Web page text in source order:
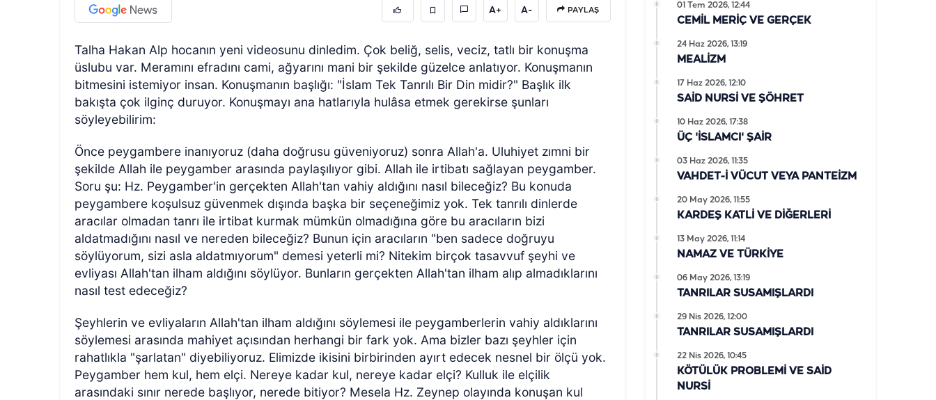
A+ A- PAYLAŞ
Talha Hakan Alp hocanın yeni videosunu dinledim. Çok beliğ, selis, veciz, tatlı bir konuşma
üslubu var. Meramını efradını cami, ağyarını mani bir şekilde güzelce anlatıyor. Konuşmanın
bitmesini istemiyor insan. Konuşmanın başlığı: "İslam Tek Tanrılı Bir Din midir?" Başlık ilk
bakışta çok ilginç duruyor. Konuşmayı ana hatlarıyla hulâsa etmek gerekirse şunları
söyleyebilirim:
Önce peygambere inanıyoruz (daha doğrusu güveniyoruz) sonra Allah'a. Uluhiyet zımni bir
şekilde Allah ile peygamber arasında paylaşılıyor gibi. Allah ile irtibatı sağlayan peygamber.
Soru şu: Hz. Peygamber'in gerçekten Allah'tan vahiy aldığını nasıl bileceğiz? Bu konuda
peygambere koşulsuz güvenmek dışında başka bir seçeneğimiz yok. Tek tanrılı dinlerde
aracılar olmadan tanrı ile irtibat kurmak mümkün olmadığına göre bu aracıların bizi
aldatmadığını nasıl ve nereden bileceğiz? Bunun için aracıların "ben sadece doğruyu
söylüyorum, sizi asla aldatmıyorum" demesi yeterli mi? Nitekim birçok tasavvuf şeyhi ve
evliyası Allah'tan ilham aldığını söylüyor. Bunların gerçekten Allah'tan ilham alıp almadıklarını
nasıl test edeceğiz?
Şeyhlerin ve evliyaların Allah'tan ilham aldığını söylemesi ile peygamberlerin vahiy aldıklarını
söylemesi arasında mahiyet açısından herhangi bir fark yok. Ama bizler bazı şeyhler için
rahatlıkla "şarlatan" diyebiliyoruz. Elimizde ikisini birbirinden ayırt edecek nesnel bir ölçü yok.
Peygamber hem kul, hem elçi. Nereye kadar kul, nereye kadar elçi? Kulluk ile elçilik
arasındaki sınır nerede başlıyor, nerede bitiyor? Mesela Hz. Zeynep olayında konuşan kul
CEMİL MERİÇ VE GERÇEK
01 Tem 2026, 12:44
MEALİZM
24 Haz 2026, 13:19
SAİD NURSİ VE ŞÖHRET
17 Haz 2026, 12:10
ÜÇ 'İSLAMCI' ŞAİR
10 Haz 2026, 17:38
VAHDET-İ VÜCUT VEYA PANTEİZM
03 Haz 2026, 11:35
KARDEŞ KATLİ VE DİĞERLERİ
20 May 2026, 11:55
NAMAZ VE TÜRKİYE
13 May 2026, 11:14
TANRILAR SUSAMIŞLARDI
06 May 2026, 13:19
TANRILAR SUSAMIŞLARDI
29 Nis 2026, 12:00
KÖTÜLÜK PROBLEMİ VE SAİD
NURSİ
22 Nis 2026, 10:45